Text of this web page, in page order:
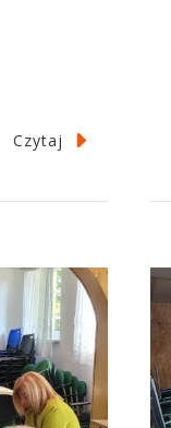
Czytaj